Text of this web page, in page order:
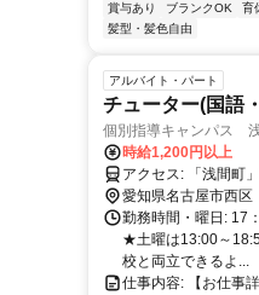
賞与あり
ブランクOK 育
髪型・髪色自由
アルバイト・パート
チューター(国語
個別指導キャンパス
時給1,200円以上
アクセス: 「
愛知県名古屋市西区
勤務時間・曜日: 17
★土曜は13:00～
校と両立できるよ...
仕事内容: 【お仕事